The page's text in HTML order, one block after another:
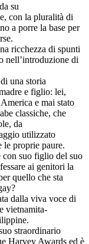
su
con la pluralità di
a porre la base per
ricchezza di spunti
nell’introduzione di
una storia
e figlio: lei,
e mai stato
classiche, che
da
utilizzato
le proprie paure.
con suo figlio del suo
ai genitori la
quello che sta
dalla viva voce di
vietnamita-
straordinario
Harvey Awards ed è